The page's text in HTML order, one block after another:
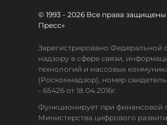
© 1993 - 2026 Все права
Пресс»
Зарегистрировано Федеральной
надзору в сфере связи,
технологий и массовых
(Роскомнадзор), номер
- 65426 от 18.04.2016г.
Функционирует при финансовой
Министерства цифрового